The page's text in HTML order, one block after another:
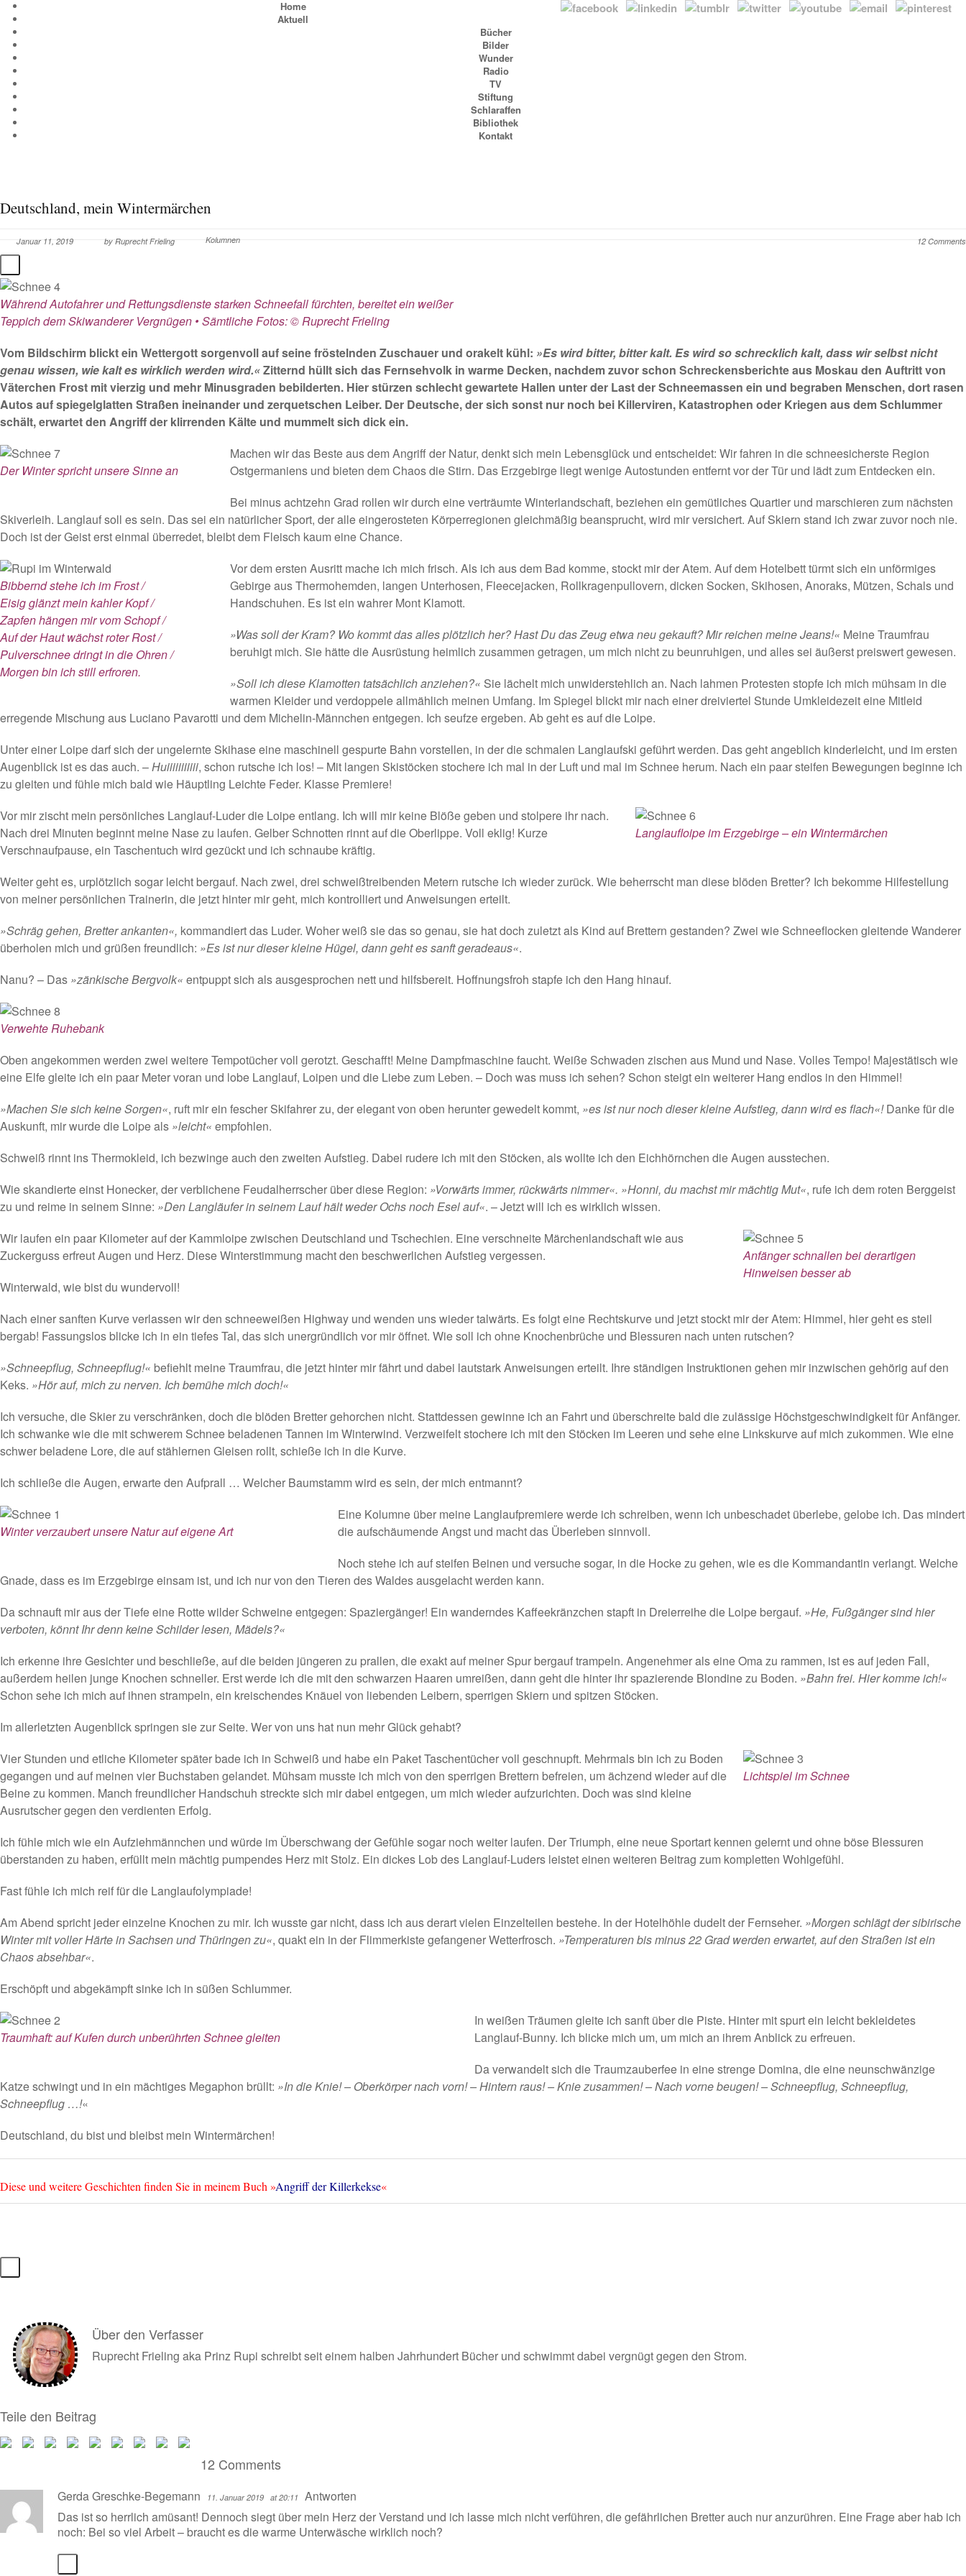
Home
Aktuell
Bücher
Bilder
Wunder
Radio
TV
Stiftung
Schlaraffen
Bibliothek
Kontakt
Deutschland, mein Wintermärchen
Januar 11, 2019 by Ruprecht Frieling Kolumnen 12 Comments
Während Autofahrer und Rettungsdienste starken Schneefall fürchten, bereitet ein weißer
Teppich dem Skiwanderer Vergnügen • Sämtliche Fotos: © Ruprecht Frieling
Vom Bildschirm blickt ein Wettergott sorgenvoll auf seine fröstelnden Zuschauer und orakelt kühl: »Es wird bitter, bitter kalt. Es wird so schrecklich kalt, dass wir selbst nicht
genau wissen, wie kalt es wirklich werden wird.«Zitternd hüllt sich das Fernsehvolk in warme Decken, nachdem zuvor schon Schreckensberichte aus Moskau den Auftritt von
Väterchen Frost mit vierzig und mehr Minusgraden bebilderten. Hier stürzen schlecht gewartete Hallen unter der Last der Schneemassen ein und begraben Menschen, dort rasen
Autos auf spiegelglatten Straßen ineinander und zerquetschen Leiber. Der Deutsche, der sich sonst nur noch bei Killerviren, Katastrophen oder Kriegen aus dem Schlummer
schält, erwartet den Angriff der klirrenden Kälte und mummelt sich dick ein.
Der Winter spricht unsere Sinne an
Machen wir das Beste aus dem Angriff der Natur, denkt sich mein Lebensglück und entscheidet: Wir fahren in die schneesicherste Region
Ostgermaniens und bieten dem Chaos die Stirn. Das Erzgebirge liegt wenige Autostunden entfernt vor der Tür und lädt zum Entdecken ein.
Bei minus achtzehn Grad rollen wir durch eine verträumte Winterlandschaft, beziehen ein gemütliches Quartier und marschieren zum nächsten
Skiverleih. Langlauf soll es sein. Das sei ein natürlicher Sport, der alle eingerosteten Körperregionen gleichmäßig beansprucht, wird mir versichert. Auf Skiern stand ich zwar zuvor noch nie.
Doch ist der Geist erst einmal überredet, bleibt dem Fleisch kaum eine Chance.
Bibbernd stehe ich im Frost /
Eisig glänzt mein kahler Kopf /
Zapfen hängen mir vom Schopf /
Auf der Haut wächst roter Rost /
Pulverschnee dringt in die Ohren /
Morgen bin ich still erfroren.
Vor dem ersten Ausritt mache ich mich frisch. Als ich aus dem Bad komme, stockt mir der Atem. Auf dem Hotelbett türmt sich ein unförmiges
Gebirge aus Thermohemden, langen Unterhosen, Fleecejacken, Rollkragenpullovern, dicken Socken, Skihosen, Anoraks, Mützen, Schals und
Handschuhen. Es ist ein wahrer Mont Klamott.
»Was soll der Kram? Wo kommt das alles plötzlich her? Hast Du das Zeug etwa neu gekauft? Mir reichen meine Jeans!« Meine Traumfrau
beruhigt mich. Sie hätte die Ausrüstung heimlich zusammen getragen, um mich nicht zu beunruhigen, und alles sei äußerst preiswert gewesen.
»Soll ich diese Klamotten tatsächlich anziehen?« Sie lächelt mich unwiderstehlich an. Nach lahmen Protesten stopfe ich mich mühsam in die
warmen Kleider und verdoppele allmählich meinen Umfang. Im Spiegel blickt mir nach einer dreiviertel Stunde Umkleidezeit eine Mitleid
erregende Mischung aus Luciano Pavarotti und dem Michelin-Männchen entgegen. Ich seufze ergeben. Ab geht es auf die Loipe.
Unter einer Loipe darf sich der ungelernte Skihase eine maschinell gespurte Bahn vorstellen, in der die schmalen Langlaufski geführt werden. Das geht angeblich kinderleicht, und im ersten
Augenblick ist es das auch. –Huiiiiiiiiiii, schon rutsche ich los! – Mit langen Skistöcken stochere ich mal in der Luft und mal im Schnee herum. Nach ein paar steifen Bewegungen beginne ich
zu gleiten und fühle mich bald wie Häuptling Leichte Feder. Klasse Premiere!
Langlaufloipe im Erzgebirge – ein Wintermärchen
Vor mir zischt mein persönliches Langlauf-Luder die Loipe entlang. Ich will mir keine Blöße geben und stolpere ihr nach.
Nach drei Minuten beginnt meine Nase zu laufen. Gelber Schnotten rinnt auf die Oberlippe. Voll eklig! Kurze
Verschnaufpause, ein Taschentuch wird gezückt und ich schnaube kräftig.
Weiter geht es, urplötzlich sogar leicht bergauf. Nach zwei, drei schweißtreibenden Metern rutsche ich wieder zurück. Wie beherrscht man diese blöden Bretter? Ich bekomme Hilfestellung
von meiner persönlichen Trainerin, die jetzt hinter mir geht, mich kontrolliert und Anweisungen erteilt.
»Schräg gehen, Bretter ankanten«, kommandiert das Luder. Woher weiß sie das so genau, sie hat doch zuletzt als Kind auf Brettern gestanden? Zwei wie Schneeflocken gleitende Wanderer
überholen mich und grüßen freundlich: »Es ist nur dieser kleine Hügel, dann geht es sanft geradeaus«.
Nanu? – Das »zänkische Bergvolk« entpuppt sich als ausgesprochen nett und hilfsbereit. Hoffnungsfroh stapfe ich den Hang hinauf.
Verwehte Ruhebank
Oben angekommen werden zwei weitere Tempotücher voll gerotzt. Geschafft! Meine Dampfmaschine faucht. Weiße Schwaden zischen aus Mund und Nase. Volles Tempo! Majestätisch wie
eine Elfe gleite ich ein paar Meter voran und lobe Langlauf, Loipen und die Liebe zum Leben. – Doch was muss ich sehen? Schon steigt ein weiterer Hang endlos in den Himmel!
»Machen Sie sich keine Sorgen«, ruft mir ein fescher Skifahrer zu, der elegant von oben herunter gewedelt kommt, »es ist nur noch dieser kleine Aufstieg, dann wird es flach«!Danke für die
Auskunft, mir wurde die Loipe als »leicht« empfohlen.
Schweiß rinnt ins Thermokleid, ich bezwinge auch den zweiten Aufstieg. Dabei rudere ich mit den Stöcken, als wollte ich den Eichhörnchen die Augen ausstechen.
Wie skandierte einst Honecker, der verblichene Feudalherrscher über diese Region: »Vorwärts immer, rückwärts nimmer«. »Honni, du machst mir mächtig Mut«, rufe ich dem roten Berggeist
zu und reime in seinem Sinne: »Den Langläufer in seinem Lauf hält weder Ochs noch Esel auf«. – Jetzt will ich es wirklich wissen.
Anfänger schnallen bei derartigen
Hinweisen besser ab
Wir laufen ein paar Kilometer auf der Kammloipe zwischen Deutschland und Tschechien. Eine verschneite Märchenlandschaft wie aus
Zuckerguss erfreut Augen und Herz. Diese Winterstimmung macht den beschwerlichen Aufstieg vergessen.
Winterwald, wie bist du wundervoll!
Nach einer sanften Kurve verlassen wir den schneeweißen Highway und wenden uns wieder talwärts. Es folgt eine Rechtskurve und jetzt stockt mir der Atem: Himmel, hier geht es steil
bergab! Fassungslos blicke ich in ein tiefes Tal, das sich unergründlich vor mir öffnet. Wie soll ich ohne Knochenbrüche und Blessuren nach unten rutschen?
»Schneepflug, Schneepflug!« befiehlt meine Traumfrau, die jetzt hinter mir fährt und dabei lautstark Anweisungen erteilt. Ihre ständigen Instruktionen gehen mir inzwischen gehörig auf den
Keks. »Hör auf, mich zu nerven. Ich bemühe mich doch!«
Ich versuche, die Skier zu verschränken, doch die blöden Bretter gehorchen nicht. Stattdessen gewinne ich an Fahrt und überschreite bald die zulässige Höchstgeschwindigkeit für Anfänger.
Ich schwanke wie die mit schwerem Schnee beladenen Tannen im Winterwind. Verzweifelt stochere ich mit den Stöcken im Leeren und sehe eine Linkskurve auf mich zukommen. Wie eine
schwer beladene Lore, die auf stählernen Gleisen rollt, schieße ich in die Kurve.
Ich schließe die Augen, erwarte den Aufprall … Welcher Baumstamm wird es sein, der mich entmannt?
Winter verzaubert unsere Natur auf eigene Art
Eine Kolumne über meine Langlaufpremiere werde ich schreiben, wenn ich unbeschadet überlebe, gelobe ich. Das mindert
die aufschäumende Angst und macht das Überleben sinnvoll.
Noch stehe ich auf steifen Beinen und versuche sogar, in die Hocke zu gehen, wie es die Kommandantin verlangt. Welche
Gnade, dass es im Erzgebirge einsam ist, und ich nur von den Tieren des Waldes ausgelacht werden kann.
Da schnauft mir aus der Tiefe eine Rotte wilder Schweine entgegen: Spaziergänger! Ein wanderndes Kaffeekränzchen stapft in Dreierreihe die Loipe bergauf. »He, Fußgänger sind hier
verboten, könnt Ihr denn keine Schilder lesen, Mädels?«
Ich erkenne ihre Gesichter und beschließe, auf die beiden jüngeren zu prallen, die exakt auf meiner Spur bergauf trampeln. Angenehmer als eine Oma zu rammen, ist es auf jeden Fall,
außerdem heilen junge Knochen schneller. Erst werde ich die mit den schwarzen Haaren umreißen, dann geht die hinter ihr spazierende Blondine zu Boden. »Bahn frei. Hier komme ich!«
Schon sehe ich mich auf ihnen strampeln, ein kreischendes Knäuel von liebenden Leibern, sperrigen Skiern und spitzen Stöcken.
Im allerletzten Augenblick springen sie zur Seite. Wer von uns hat nun mehr Glück gehabt?
Lichtspiel im Schnee
Vier Stunden und etliche Kilometer später bade ich in Schweiß und habe ein Paket Taschentücher voll geschnupft. Mehrmals bin ich zu Boden
gegangen und auf meinen vier Buchstaben gelandet. Mühsam musste ich mich von den sperrigen Brettern befreien, um ächzend wieder auf die
Beine zu kommen. Manch freundlicher Handschuh streckte sich mir dabei entgegen, um mich wieder aufzurichten. Doch was sind kleine
Ausrutscher gegen den verdienten Erfolg.
Ich fühle mich wie ein Aufziehmännchen und würde im Überschwang der Gefühle sogar noch weiter laufen. Der Triumph, eine neue Sportart kennen gelernt und ohne böse Blessuren
überstanden zu haben, erfüllt mein mächtig pumpendes Herz mit Stolz. Ein dickes Lob des Langlauf-Luders leistet einen weiteren Beitrag zum kompletten Wohlgefühl.
Fast fühle ich mich reif für die Langlaufolympiade!
Am Abend spricht jeder einzelne Knochen zu mir. Ich wusste gar nicht, dass ich aus derart vielen Einzelteilen bestehe. In der Hotelhöhle dudelt der Fernseher. »Morgen schlägt der sibirische
Winter mit voller Härte in Sachsen und Thüringen zu«, quakt ein in der Flimmerkiste gefangener Wetterfrosch. »Temperaturen bis minus 22 Grad werden erwartet, auf den Straßen ist ein
Chaos absehbar«.
Erschöpft und abgekämpft sinke ich in süßen Schlummer.
Traumhaft: auf Kufen durch unberührten Schnee gleiten
In weißen Träumen gleite ich sanft über die Piste. Hinter mit spurt ein leicht bekleidetes
Langlauf-Bunny. Ich blicke mich um, um mich an ihrem Anblick zu erfreuen.
Da verwandelt sich die Traumzauberfee in eine strenge Domina, die eine neunschwänzige
Katze schwingt und in ein mächtiges Megaphon brüllt: »In die Knie! – Oberkörper nach vorn! – Hintern raus! – Knie zusammen! – Nach vorne beugen! – Schneepflug, Schneepflug,
Schneepflug …!«
Deutschland, du bist und bleibst mein Wintermärchen!
Diese und weitere Geschichten finden Sie in meinem Buch »Angriff der Killerkekse«
Über den Verfasser
Ruprecht Frieling aka Prinz Rupi schreibt seit einem halben Jahrhundert Bücher und schwimmt dabei vergnügt gegen den Strom.
Teile den Beitrag
12 Comments
Gerda Greschke-Begemann 11. Januar 2019 at 20:11
Antworten
Das ist so herrlich amüsant! Dennoch siegt über mein Herz der Verstand und ich lasse mich nicht verführen, die gefährlichen Bretter auch nur anzurühren. Eine Frage aber hab ich
noch: Bei so viel Arbeit – braucht es die warme Unterwäsche wirklich noch?